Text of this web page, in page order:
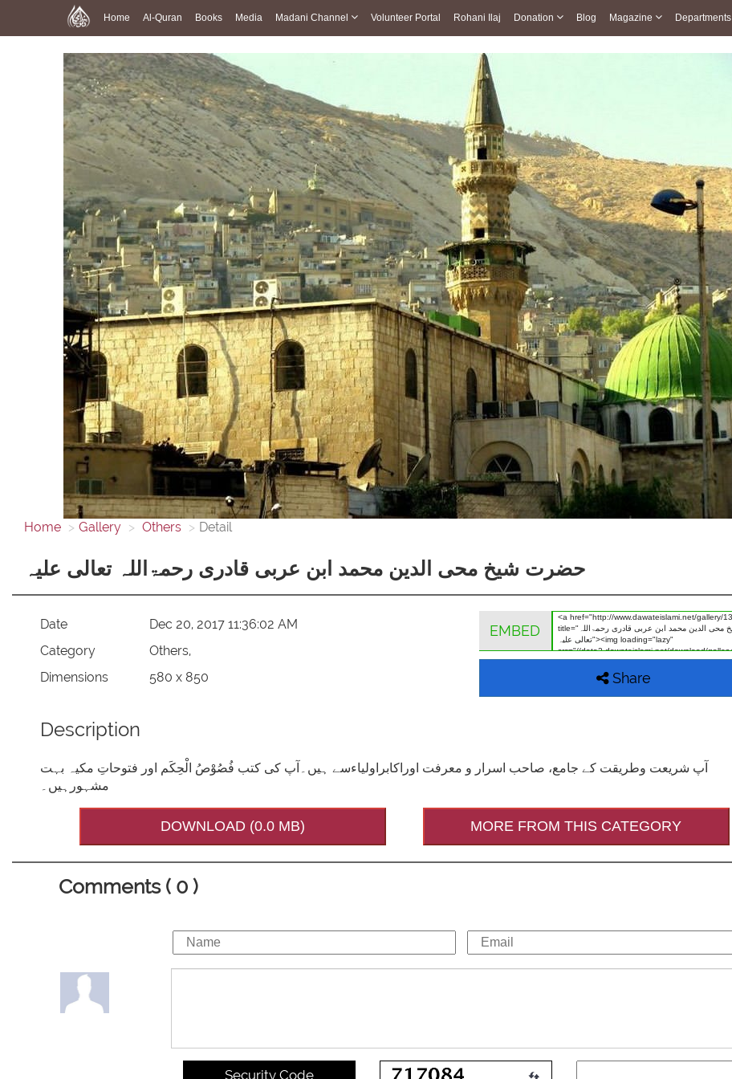
Home Al-Quran Books Media Madani Channel Volunteer Portal Rohani Ilaj Donation Blog Magazine Departments
Home Gallery Others Detail
حضرت شیخ محی الدین محمد ابن عربی قادری رحمۃاللہ تعالی علیہ
Date
Dec 20, 2017 11:36:02 AM
Category
Others,
Dimensions
580 x 850
EMBED
Share
Description
آپ شریعت وطریقت کے جامع، صاحب اسرار و معرفت اوراکابراولیاءسے ہیں۔آپ کی کتب فُصُوْصُ الْحِکَم اور فتوحاتِ مکیہ بہت
مشہورہیں۔
DOWNLOAD (0.0 MB) MORE FROM THIS CATEGORY
Comments ( 0 )
Security Code